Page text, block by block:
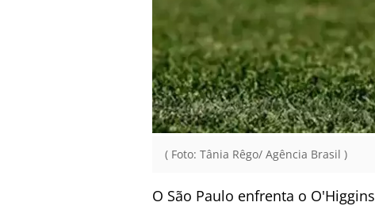
( Foto: Tânia Rêgo/ Agência Brasil )
O São Paulo enfrenta o